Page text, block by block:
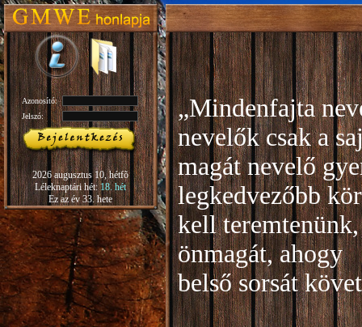
Azonosító:
Jelszó:
2026 augusztus 10, hétfõ
Léleknaptári hét:18. hét
Ez az év 33. hete
„Mindenfajta
nevelők csak a
magát nevelő
legkedvezőbb
kell
önmagát, ahogy
belső sorsát